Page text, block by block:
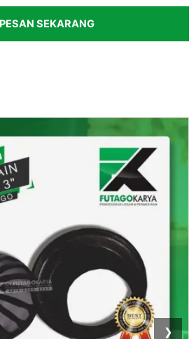
PESAN SEKARANG
❯